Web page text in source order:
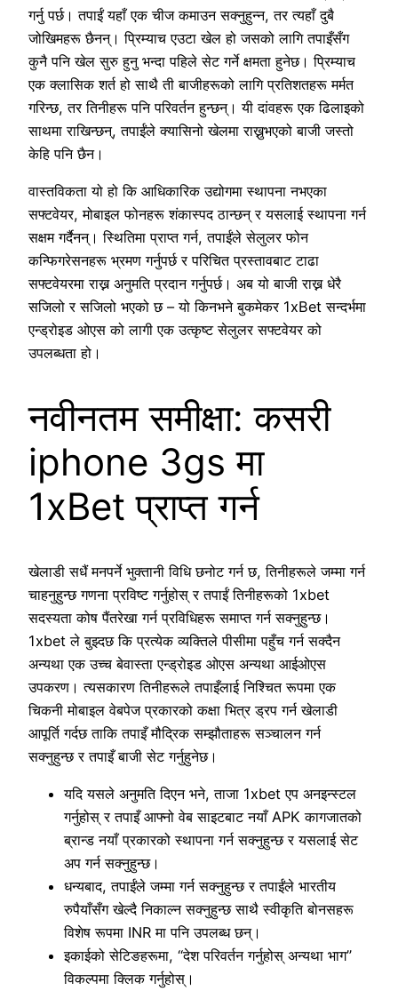
गर्नु पर्छ। तपाईं यहाँ एक चीज कमाउन सक्नुहुन्न, तर त्यहाँ दुबै
जोखिमहरू छैनन्। प्रिम्याच एउटा खेल हो जसको लागि तपाइँसँग
कुनै पनि खेल सुरु हुनु भन्दा पहिले सेट गर्ने क्षमता हुनेछ। प्रिम्याच
एक क्लासिक शर्त हो साथै ती बाजीहरूको लागि प्रतिशतहरू मर्मत
गरिन्छ, तर तिनीहरू पनि परिवर्तन हुन्छन्। यी दांवहरू एक ढिलाइको
साथमा राखिन्छन्, तपाईंले क्यासिनो खेलमा राख्नुभएको बाजी जस्तो
केहि पनि छैन।
वास्तविकता यो हो कि आधिकारिक उद्योगमा स्थापना नभएका
सफ्टवेयर, मोबाइल फोनहरू शंकास्पद ठान्छन् र यसलाई स्थापना गर्न
सक्षम गर्दैनन्। स्थितिमा प्राप्त गर्न, तपाईंले सेलुलर फोन
कन्फिगरेसनहरू भ्रमण गर्नुपर्छ र परिचित प्रस्तावबाट टाढा
सफ्टवेयरमा राख्न अनुमति प्रदान गर्नुपर्छ। अब यो बाजी राख्न धेरै
सजिलो र सजिलो भएको छ – यो किनभने बुकमेकर 1xBet सन्दर्भमा
एन्ड्रोइड ओएस को लागी एक उत्कृष्ट सेलुलर सफ्टवेयर को
उपलब्धता हो।
नवीनतम समीक्षा: कसरी
iphone 3gs मा
1xBet प्राप्त गर्न
खेलाडी सधैं मनपर्ने भुक्तानी विधि छनोट गर्न छ, तिनीहरूले जम्मा गर्न
चाहनुहुन्छ गणना प्रविष्ट गर्नुहोस् र तपाईं तिनीहरूको 1xbet
सदस्यता कोष पैंतरेखा गर्न प्रविधिहरू समाप्त गर्न सक्नुहुन्छ।
1xbet ले बुझ्दछ कि प्रत्येक व्यक्तिले पीसीमा पहुँच गर्न सक्दैन
अन्यथा एक उच्च बेवास्ता एन्ड्रोइड ओएस अन्यथा आईओएस
उपकरण। त्यसकारण तिनीहरूले तपाइँलाई निश्चित रूपमा एक
चिकनी मोबाइल वेबपेज प्रकारको कक्षा भित्र ड्रप गर्न खेलाडी
आपूर्ति गर्दछ ताकि तपाइँ मौद्रिक सम्झौताहरू सञ्चालन गर्न
सक्नुहुन्छ र तपाइँ बाजी सेट गर्नुहुनेछ।
यदि यसले अनुमति दिएन भने, ताजा 1xbet एप अनइन्स्टल
गर्नुहोस् र तपाइँ आफ्नो वेब साइटबाट नयाँ APK कागजातको
ब्रान्ड नयाँ प्रकारको स्थापना गर्न सक्नुहुन्छ र यसलाई सेट
अप गर्न सक्नुहुन्छ।
धन्यबाद, तपाईंले जम्मा गर्न सक्नुहुन्छ र तपाईंले भारतीय
रुपैयाँसँग खेल्दै निकाल्न सक्नुहुन्छ साथै स्वीकृति बोनसहरू
विशेष रूपमा INR मा पनि उपलब्ध छन्।
इकाईको सेटिङहरूमा, “देश परिवर्तन गर्नुहोस् अन्यथा भाग”
विकल्पमा क्लिक गर्नुहोस्।